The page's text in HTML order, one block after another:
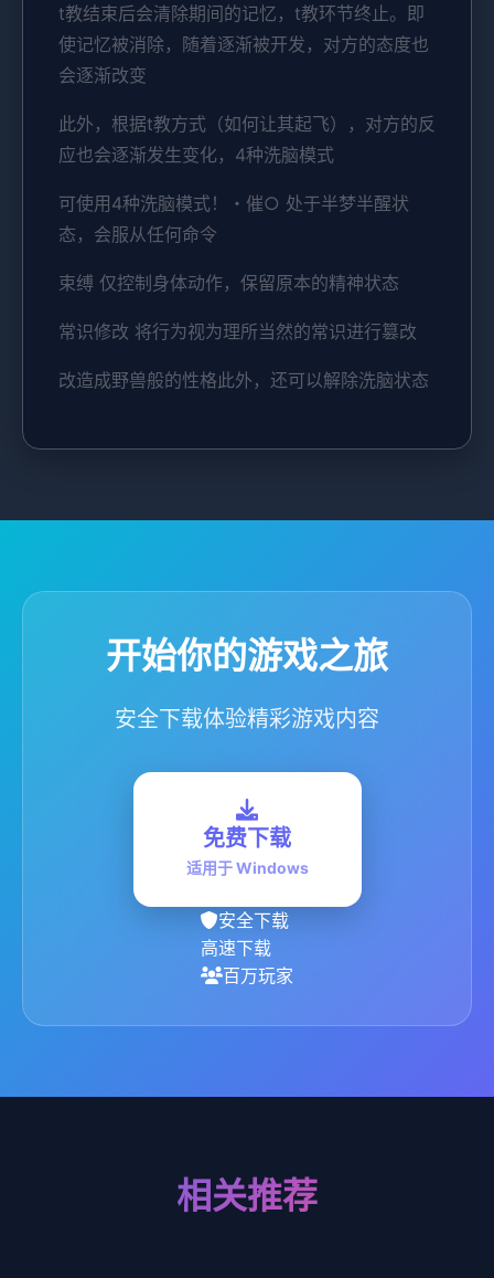
t教结束后会清除期间的记忆，t教环节终止。即
使记忆被消除，随着逐渐被开发，对方的态度也
会逐渐改变
此外，根据t教方式（如何让其起飞），对方的反
应也会逐渐发生变化，4种洗脑模式
可使用4种洗脑模式！・催○ 处于半梦半醒状
态，会服从任何命令
束缚 仅控制身体动作，保留原本的精神状态
常识修改 将行为视为理所当然的常识进行篡改
改造成野兽般的性格此外，还可以解除洗脑状态
开始你的游戏之旅
安全下载体验精彩游戏内容
免费下载
适用于 Windows
安全下载
高速下载
百万玩家
相关推荐